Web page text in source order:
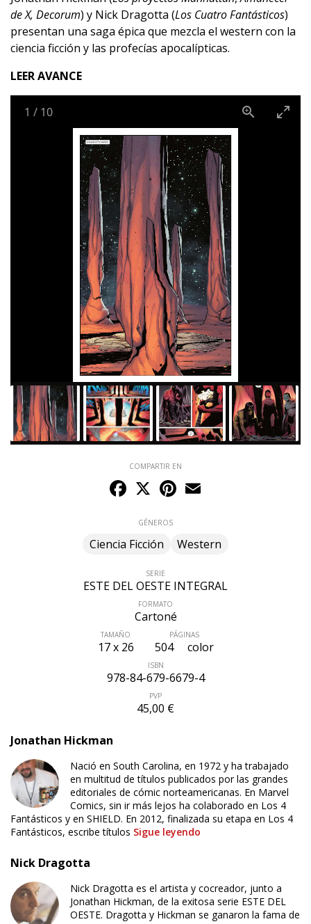
de X, Decorum) y Nick Dragotta (Los Cuatro Fantásticos)
presentan una saga épica que mezcla el western con la
ciencia ficción y las profecías apocalípticas.
LEER AVANCE
1 / 10
COMPARTIR EN
Facebook
X Pinterest
GÉNEROS
Ciencia Ficción Western
SERIE
ESTE DEL OESTE INTEGRAL
FORMATO
Cartoné
TAMAÑO
17 x 26
PÁGINAS
504 color
ISBN
978-84-679-6679-4
PVP
45,00 €
Jonathan Hickman
Nació en South Carolina, en 1972 y ha trabajado
en multitud de títulos publicados por las grandes
editoriales de cómic norteamericanas. En Marvel
Comics, sin ir más lejos ha colaborado en Los 4
Fantásticos y en SHIELD. En 2012, finalizada su etapa en Los 4
Fantásticos, escribe títulos Sigue leyendo
Nick Dragotta
Nick Dragotta es el artista y cocreador, junto a
Jonathan Hickman, de la exitosa serie ESTE DEL
OESTE. Dragotta y Hickman se ganaron la fama de